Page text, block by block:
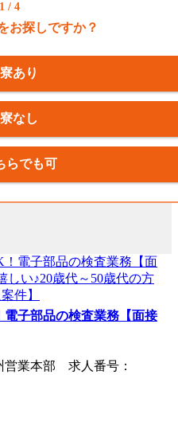
1 / 4
お探しですか？
寮あり
寮なし
らでも可
子部品の検査業務【面接
営業本部 求人番号：